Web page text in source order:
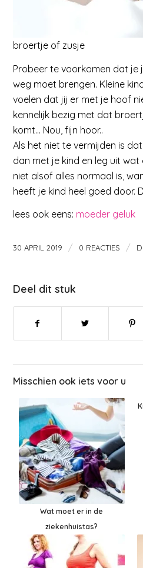
broertje of zusje
Probeer te voorkomen dat je
weg moet brengen. Kleine
voelen dat jij er met je hoof
kennelijk bezig met dat
komt… Nou, fijn hoor..
Als het niet te vermijden is
dan met je kind en leg uit wat
niet alsof alles normaal is,
heeft je kind heel goed door.
lees ook eens: moeder geluk
30 APRIL 2019 / 0 REACTIES /
Deel dit stuk
Misschien ook iets voor u
Wat moet er in de
ziekenhuistas?